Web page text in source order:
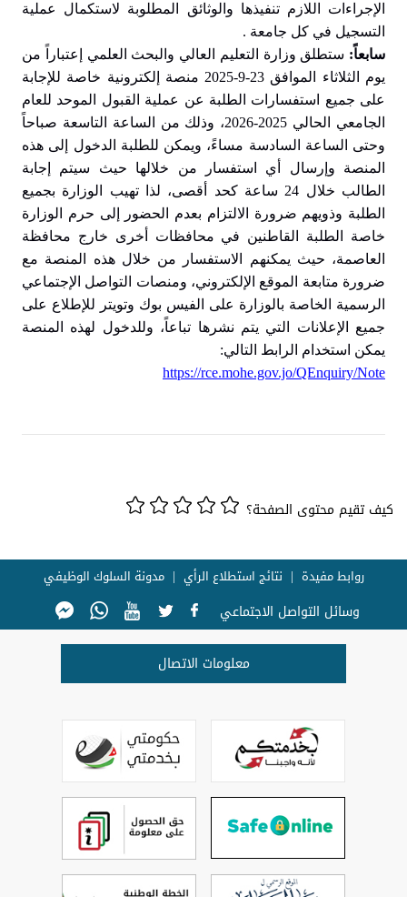
الإجراءات اللازم تنفيذها والوثائق المطلوبة لاستكمال عملية
التسجيل في كل جامعة .
سابعاً: ستطلق وزارة التعليم العالي والبحث العلمي إعتباراً من
يوم الثلاثاء الموافق 23-9-2025 منصة إلكترونية خاصة للإجابة
على جميع استفسارات الطلبة عن عملية القبول الموحد للعام
الجامعي الحالي 2025-2026، وذلك من الساعة التاسعة صباحاً
وحتى الساعة السادسة مساءً، ويمكن للطلبة الدخول إلى هذه
المنصة وإرسال أي استفسار من خلالها حيث سيتم إجابة
الطالب خلال 24 ساعة كحد أقصى، لذا تهيب الوزارة بجميع
الطلبة وذويهم ضرورة الالتزام بعدم الحضور إلى حرم الوزارة
خاصة الطلبة القاطنين في محافظات أخرى خارج محافظة
العاصمة، حيث يمكنهم الاستفسار من خلال هذه المنصة مع
ضرورة متابعة الموقع الإلكتروني، ومنصات التواصل الإجتماعي
الرسمية الخاصة بالوزارة على الفيس بوك وتويتر للإطلاع على
جميع الإعلانات التي يتم نشرها تباعاً، وللدخول لهذه المنصة
يمكن استخدام الرابط التالي:
https://rce.mohe.gov.jo/QEnquiry/Note
كيف تقيم محتوى الصفحة؟
روابط مفيدة نتائج استطلاع الرأي مدونة السلوك الوظيفي
وسائل التواصل الاجتماعي
معلومات الاتصال